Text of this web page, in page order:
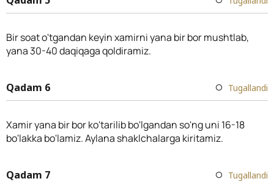
Bir soat o'tgandan keyin xamirni yana bir bor mushtlab,
yana 30-40 daqiqaga qoldiramiz.
Qadam 6 Tugallandi
Xamir yana bir bor ko'tarilib bo'lgandan so'ng uni 16-18
bo'lakka bo'lamiz. Aylana shaklchalarga kiritamiz.
Qadam 7 Tugallandi